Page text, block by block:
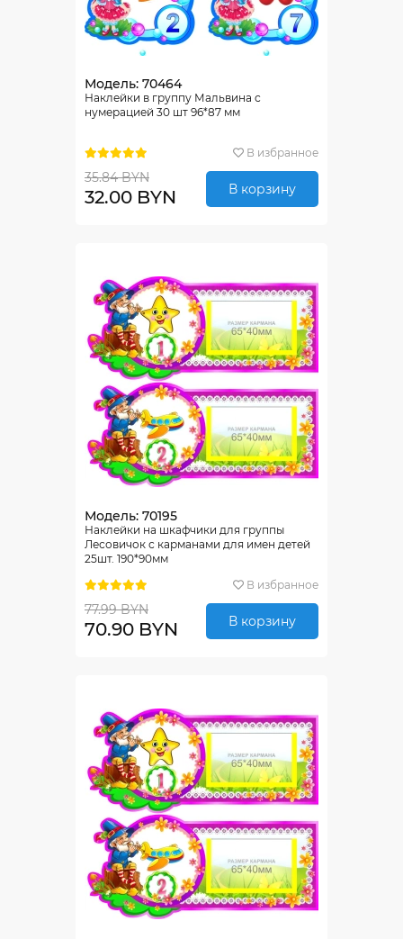
Модель: 70464
Наклейки в группу Мальвина с
нумерацией 30 шт 96*87 мм
В избранное
35.84 BYN
32.00 BYN В корзину
Модель: 70195
Наклейки на шкафчики для группы
Лесовичок с карманами для имен детей
25шт. 190*90мм
В избранное
77.99 BYN
70.90 BYN В корзину